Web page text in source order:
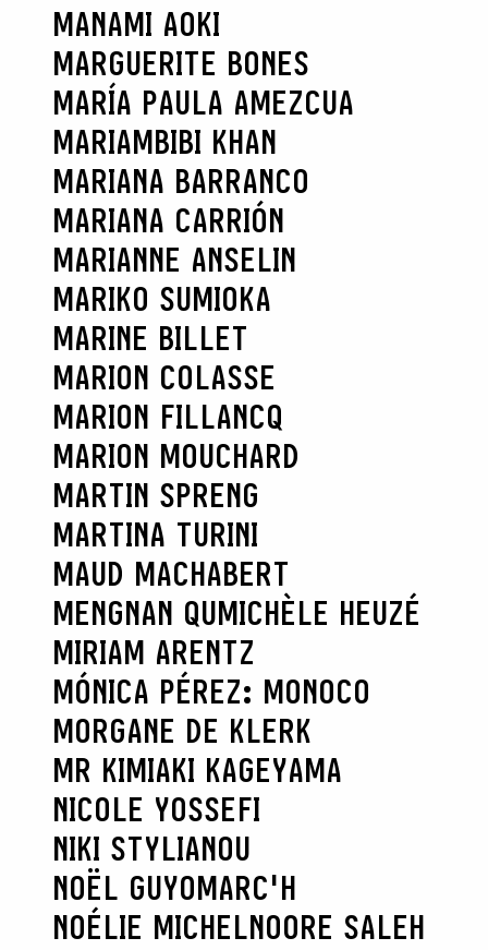
MANAMI AOKI
MARGUERITE BONES
MARÍA PAULA AMEZCUA
MARIAMBIBI KHAN
MARIANA BARRANCO
MARIANA CARRIÓN
MARIANNE ANSELIN
MARIKO SUMIOKA
MARINE BILLET
MARION COLASSE
MARION FILLANCQ
MARION MOUCHARD
MARTIN SPRENG
MARTINA TURINI
MAUD MACHABERT
MENGNAN QUMICHÈLE HEUZÉ
MIRIAM ARENTZ
MÓNICA PÉREZ: MONOCO
MORGANE DE KLERK
MR KIMIAKI KAGEYAMA
NICOLE YOSSEFI
NIKI STYLIANOU
NOËL GUYOMARC'H
NOÉLIE MICHELNOORE SALEH